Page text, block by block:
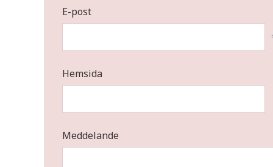
E-post
Hemsida
Meddelande